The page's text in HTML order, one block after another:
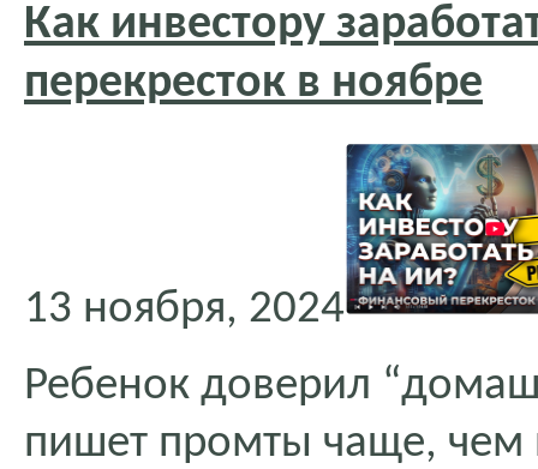
Как инвестору
перекресток в ноябре
13 ноября, 2024
Ребенок доверил
пишет промты чаще, чем